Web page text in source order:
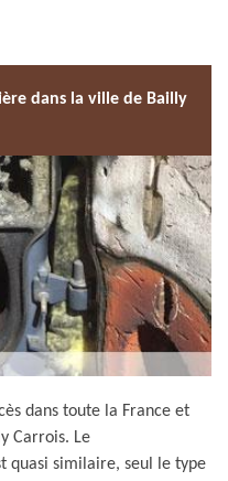
dans la ville de Bailly
dans toute la France et
Carrois. Le
quasi similaire, seul le type